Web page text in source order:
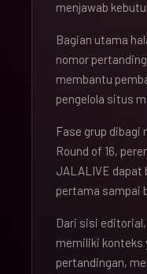
menjawab
Bagian utama
nomor
membantu
pengelola situs
Fase grup dibagi
Round of 16,
JALALIVE dapat
pertama sampai
Dari sisi
memiliki konteks
pertandingan,